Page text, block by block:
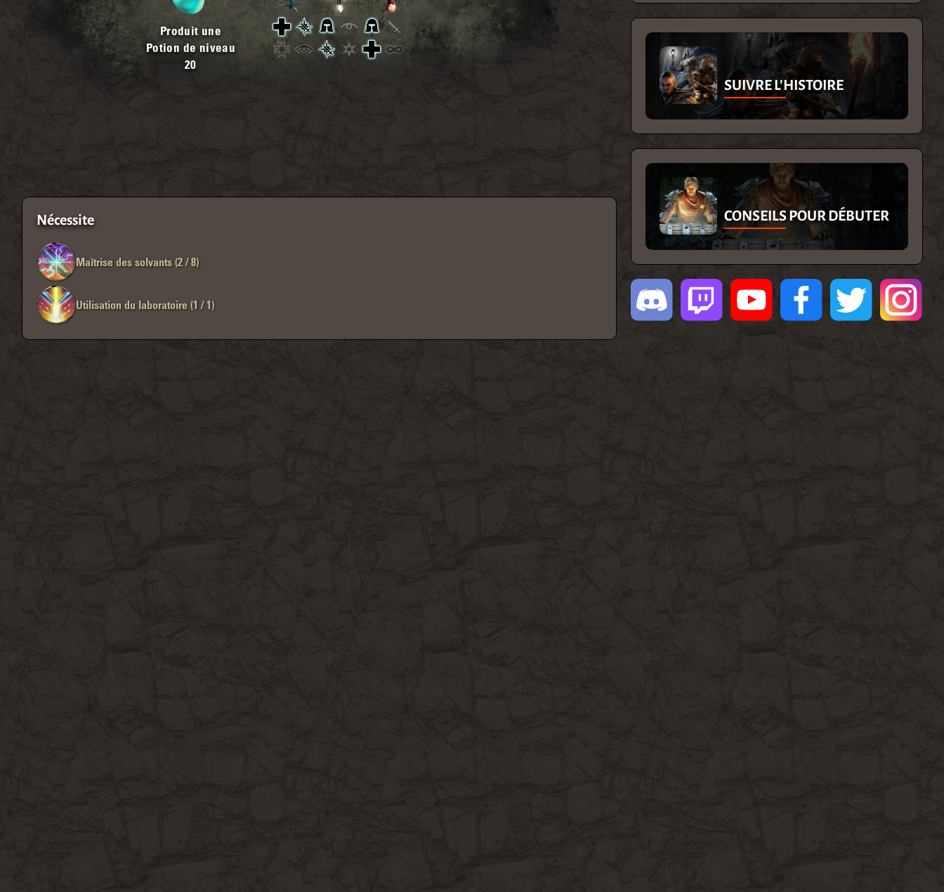
Produit une
Potion de niveau
20
Nécessite
Maîtrise des solvants (2 / 8)
Utilisation du laboratoire (1 / 1)
SUIVRE L'HISTOIRE
CONSEILS POUR DÉBUTER